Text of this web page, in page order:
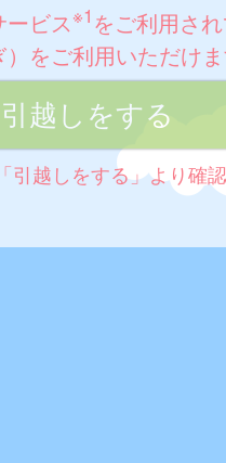
ビス※1 をご利用さ
をご利用いただけ
引越しをする」より確